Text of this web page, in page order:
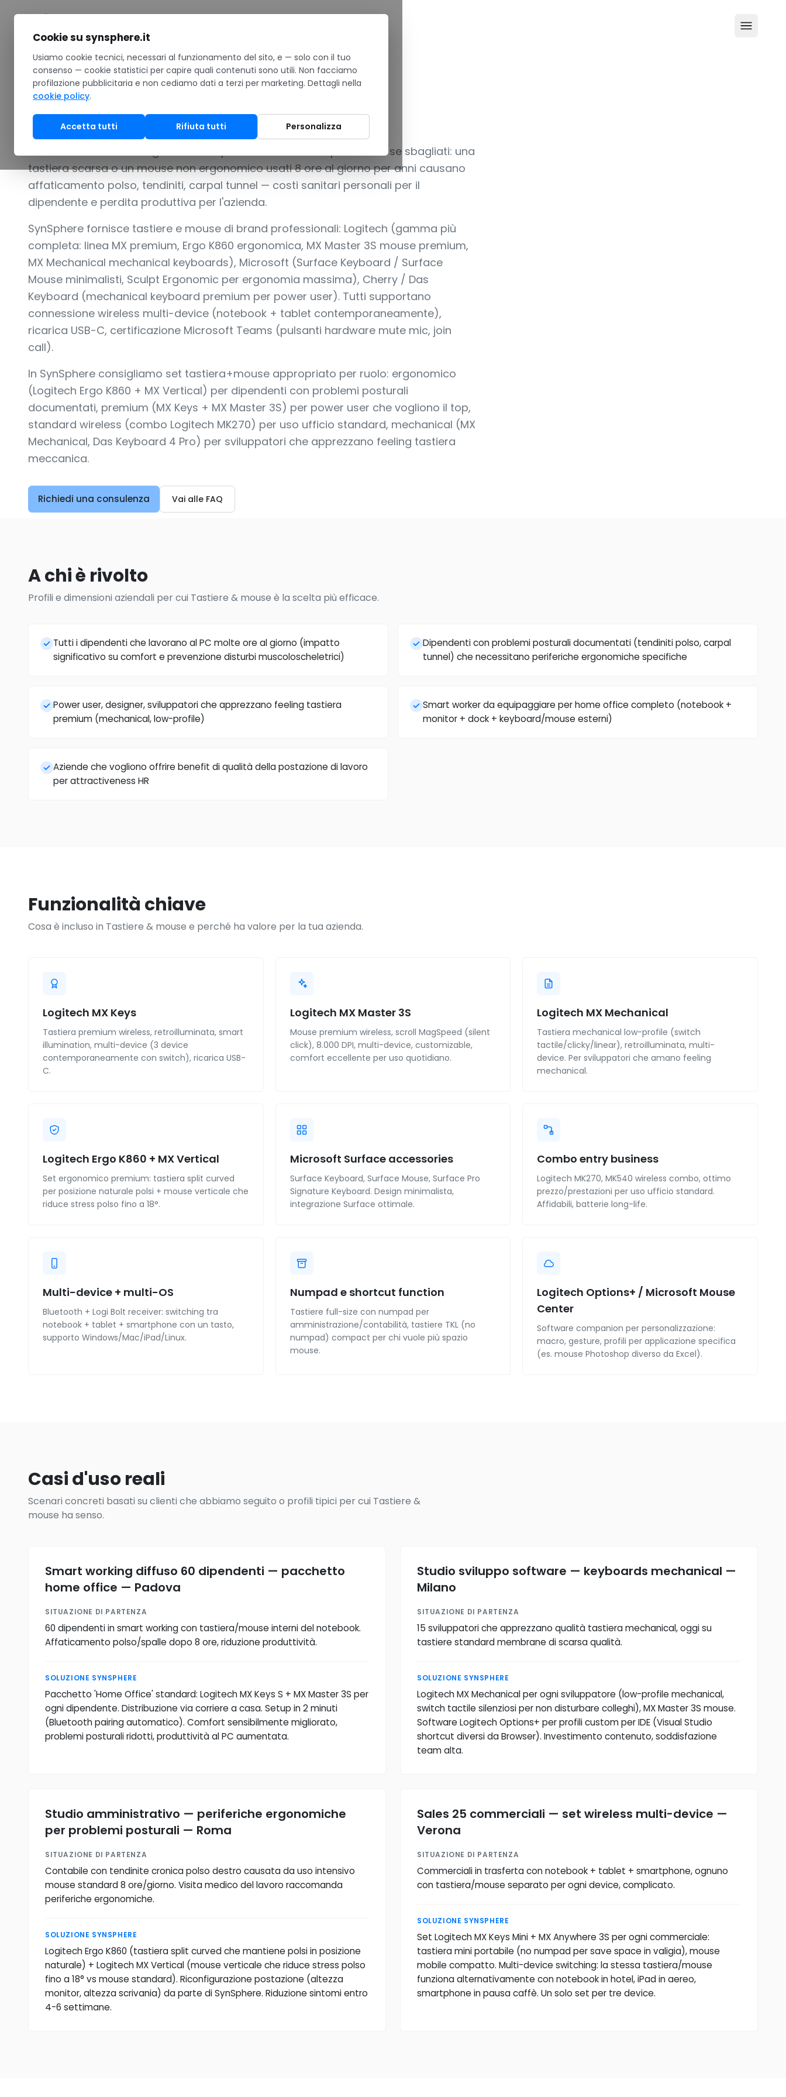
Home/Hardware /Accessori/Tastiere & mouse
TASTIERE E MOUSE BUSINESS: WIRELESS, ERGONOMICI, MULTI-DEVICE
Tastiere & mouse
Tastiera e mouse sono gli accessori più sottovalutati ma più 'tossici' se sbagliati: una
tastiera scarsa o un mouse non ergonomico usati 8 ore al giorno per anni causano
affaticamento polso, tendiniti, carpal tunnel — costi sanitari personali per il
dipendente e perdita produttiva per l'azienda.
SynSphere fornisce tastiere e mouse di brand professionali: Logitech (gamma più
completa: linea MX premium, Ergo K860 ergonomica, MX Master 3S mouse premium,
MX Mechanical mechanical keyboards), Microsoft (Surface Keyboard / Surface
Mouse minimalisti, Sculpt Ergonomic per ergonomia massima), Cherry / Das
Keyboard (mechanical keyboard premium per power user). Tutti supportano
connessione wireless multi-device (notebook + tablet contemporaneamente),
ricarica USB-C, certificazione Microsoft Teams (pulsanti hardware mute mic, join
call).
In SynSphere consigliamo set tastiera+mouse appropriato per ruolo: ergonomico
(Logitech Ergo K860 + MX Vertical) per dipendenti con problemi posturali
documentati, premium (MX Keys + MX Master 3S) per power user che vogliono il top,
standard wireless (combo Logitech MK270) per uso ufficio standard, mechanical (MX
Mechanical, Das Keyboard 4 Pro) per sviluppatori che apprezzano feeling tastiera
meccanica.
Richiedi una consulenza Vai alle FAQ
A chi è rivolto
Profili e dimensioni aziendali per cui Tastiere & mouse è la scelta più efficace.
Tutti i dipendenti che lavorano al PC molte ore al giorno (impatto
significativo su comfort e prevenzione disturbi muscoloscheletrici)
Dipendenti con problemi posturali documentati (tendiniti polso, carpal
tunnel) che necessitano periferiche ergonomiche specifiche
Power user, designer, sviluppatori che apprezzano feeling tastiera
premium (mechanical, low-profile)
Smart worker da equipaggiare per home office completo (notebook +
monitor + dock + keyboard/mouse esterni)
Aziende che vogliono offrire benefit di qualità della postazione di lavoro
per attractiveness HR
Funzionalità chiave
Cosa è incluso in Tastiere & mouse e perché ha valore per la tua azienda.
Logitech MX Keys
Tastiera premium wireless, retroilluminata, smart
illumination, multi-device (3 device
contemporaneamente con switch), ricarica USB-
C.
Logitech MX Master 3S
Mouse premium wireless, scroll MagSpeed (silent
click), 8.000 DPI, multi-device, customizable,
comfort eccellente per uso quotidiano.
Logitech MX Mechanical
Tastiera mechanical low-profile (switch
tactile/clicky/linear), retroilluminata, multi-
device. Per sviluppatori che amano feeling
mechanical.
Logitech Ergo K860 + MX Vertical
Set ergonomico premium: tastiera split curved
per posizione naturale polsi + mouse verticale che
riduce stress polso fino a 18°.
Microsoft Surface accessories
Surface Keyboard, Surface Mouse, Surface Pro
Signature Keyboard. Design minimalista,
integrazione Surface ottimale.
Combo entry business
Logitech MK270, MK540 wireless combo, ottimo
prezzo/prestazioni per uso ufficio standard.
Affidabili, batterie long-life.
Multi-device + multi-OS
Bluetooth + Logi Bolt receiver: switching tra
notebook + tablet + smartphone con un tasto,
supporto Windows/Mac/iPad/Linux.
Numpad e shortcut function
Tastiere full-size con numpad per
amministrazione/contabilità, tastiere TKL (no
numpad) compact per chi vuole più spazio
mouse.
Logitech Options+ / Microsoft Mouse
Center
Software companion per personalizzazione:
macro, gesture, profili per applicazione specifica
(es. mouse Photoshop diverso da Excel).
Casi d'uso reali
Scenari concreti basati su clienti che abbiamo seguito o profili tipici per cui Tastiere &
mouse ha senso.
Smart working diffuso 60 dipendenti — pacchetto
home office — Padova
SITUAZIONE DI PARTENZA
60 dipendenti in smart working con tastiera/mouse interni del notebook.
Affaticamento polso/spalle dopo 8 ore, riduzione produttività.
SOLUZIONE SYNSPHERE
Pacchetto 'Home Office' standard: Logitech MX Keys S + MX Master 3S per
ogni dipendente. Distribuzione via corriere a casa. Setup in 2 minuti
(Bluetooth pairing automatico). Comfort sensibilmente migliorato,
problemi posturali ridotti, produttività al PC aumentata.
Studio sviluppo software — keyboards mechanical —
Milano
SITUAZIONE DI PARTENZA
15 sviluppatori che apprezzano qualità tastiera mechanical, oggi su
tastiere standard membrane di scarsa qualità.
SOLUZIONE SYNSPHERE
Logitech MX Mechanical per ogni sviluppatore (low-profile mechanical,
switch tactile silenziosi per non disturbare colleghi), MX Master 3S mouse.
Software Logitech Options+ per profili custom per IDE (Visual Studio
shortcut diversi da Browser). Investimento contenuto, soddisfazione
team alta.
Studio amministrativo — periferiche ergonomiche
per problemi posturali — Roma
SITUAZIONE DI PARTENZA
Contabile con tendinite cronica polso destro causata da uso intensivo
mouse standard 8 ore/giorno. Visita medico del lavoro raccomanda
periferiche ergonomiche.
SOLUZIONE SYNSPHERE
Logitech Ergo K860 (tastiera split curved che mantiene polsi in posizione
naturale) + Logitech MX Vertical (mouse verticale che riduce stress polso
fino a 18° vs mouse standard). Riconfigurazione postazione (altezza
monitor, altezza scrivania) da parte di SynSphere. Riduzione sintomi entro
4-6 settimane.
Sales 25 commerciali — set wireless multi-device —
Verona
SITUAZIONE DI PARTENZA
Commerciali in trasferta con notebook + tablet + smartphone, ognuno
con tastiera/mouse separato per ogni device, complicato.
SOLUZIONE SYNSPHERE
Set Logitech MX Keys Mini + MX Anywhere 3S per ogni commerciale:
tastiera mini portabile (no numpad per save space in valigia), mouse
mobile compatto. Multi-device switching: la stessa tastiera/mouse
funziona alternativamente con notebook in hotel, iPad in aereo,
smartphone in pausa caffè. Un solo set per tre device.
Cookie su synsphere.it
Usiamo cookie tecnici, necessari al funzionamento del sito, e — solo con il tuo
consenso — cookie statistici per capire quali contenuti sono utili. Non facciamo
profilazione pubblicitaria e non cediamo dati a terzi per marketing. Dettagli nella
cookie policy.
Accetta tutti Rifiuta tutti Personalizza